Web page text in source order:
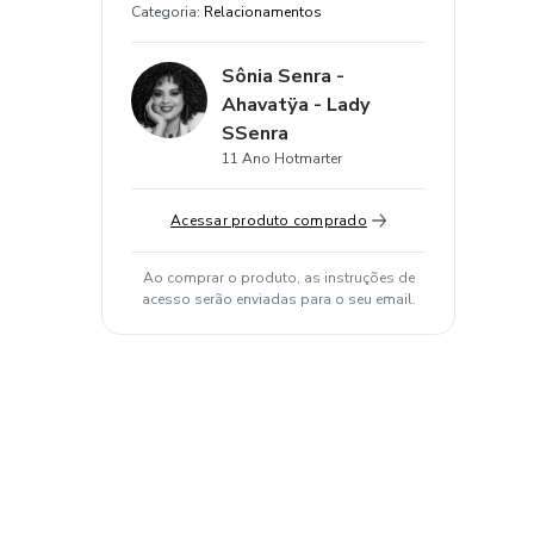
Categoria: Relacionamentos
Sônia Senra -
Ahavatÿa - Lady
SSenra
11 Ano Hotmarter
Acessar produto comprado
Ao comprar o produto, as instruções de
acesso serão enviadas para o seu email.